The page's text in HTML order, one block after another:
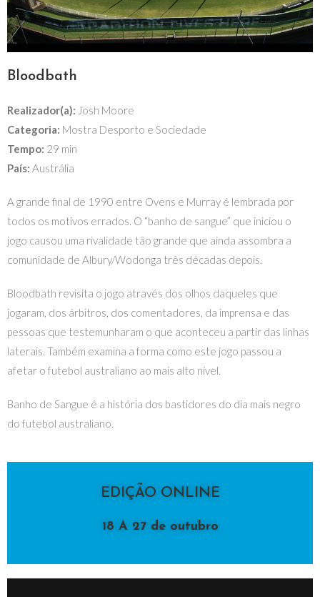
Bloodbath
Realizador(a): Josh Moore
Categoria: Mostra Desporto e Sociedade
Tempo: 29 min
País: Austrália
A grande final de 1990 entre Ovens e Murray é lembrada por
todos os motivos errados. O “banho de sangue” que iniciou o
jogo causou uma rivalidade tão grande que ainda assombra a
comunidade de Albury/Wodonga três décadas depois.
Bloodbath revisita o jogo através dos olhos daqueles que
jogaram, dos árbitros, dos comentadores, da imprensa e das
pessoas que testemunharam o que aconteceu a partir das linhas
laterais. Também examina a forma como este jogo passou a
afetar o futebol australiano ao mais alto nível.
Banho de Sangue é a história dos bastidores do dia mais negro
do futebol australiano.
EDIÇÃO ONLINE
18 A 27 de outubro